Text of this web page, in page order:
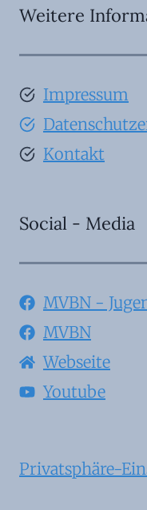
Weitere
Impressum
Kontakt
Social - Media
MVBN -
MVBN
Webseite
Youtube
Privatsphäre-